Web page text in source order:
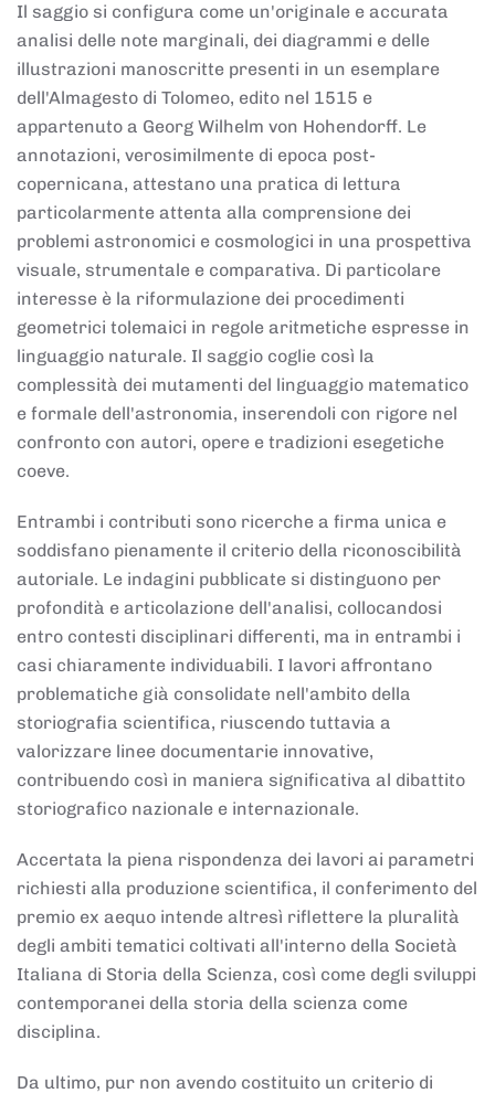
Il saggio si configura come un'originale e accurata
analisi delle note marginali, dei diagrammi e delle
illustrazioni manoscritte presenti in un esemplare
dell'Almagesto di Tolomeo, edito nel 1515 e
appartenuto a Georg Wilhelm von Hohendorff. Le
annotazioni, verosimilmente di epoca post-
copernicana, attestano una pratica di lettura
particolarmente attenta alla comprensione dei
problemi astronomici e cosmologici in una prospettiva
visuale, strumentale e comparativa. Di particolare
interesse è la riformulazione dei procedimenti
geometrici tolemaici in regole aritmetiche espresse in
linguaggio naturale. Il saggio coglie così la
complessità dei mutamenti del linguaggio matematico
e formale dell'astronomia, inserendoli con rigore nel
confronto con autori, opere e tradizioni esegetiche
coeve.
Entrambi i contributi sono ricerche a firma unica e
soddisfano pienamente il criterio della riconoscibilità
autoriale. Le indagini pubblicate si distinguono per
profondità e articolazione dell'analisi, collocandosi
entro contesti disciplinari differenti, ma in entrambi i
casi chiaramente individuabili. I lavori affrontano
problematiche già consolidate nell'ambito della
storiografia scientifica, riuscendo tuttavia a
valorizzare linee documentarie innovative,
contribuendo così in maniera significativa al dibattito
storiografico nazionale e internazionale.
Accertata la piena rispondenza dei lavori ai parametri
richiesti alla produzione scientifica, il conferimento del
premio ex aequo intende altresì riflettere la pluralità
degli ambiti tematici coltivati all'interno della Società
Italiana di Storia della Scienza, così come degli sviluppi
contemporanei della storia della scienza come
disciplina.
Da ultimo, pur non avendo costituito un criterio di